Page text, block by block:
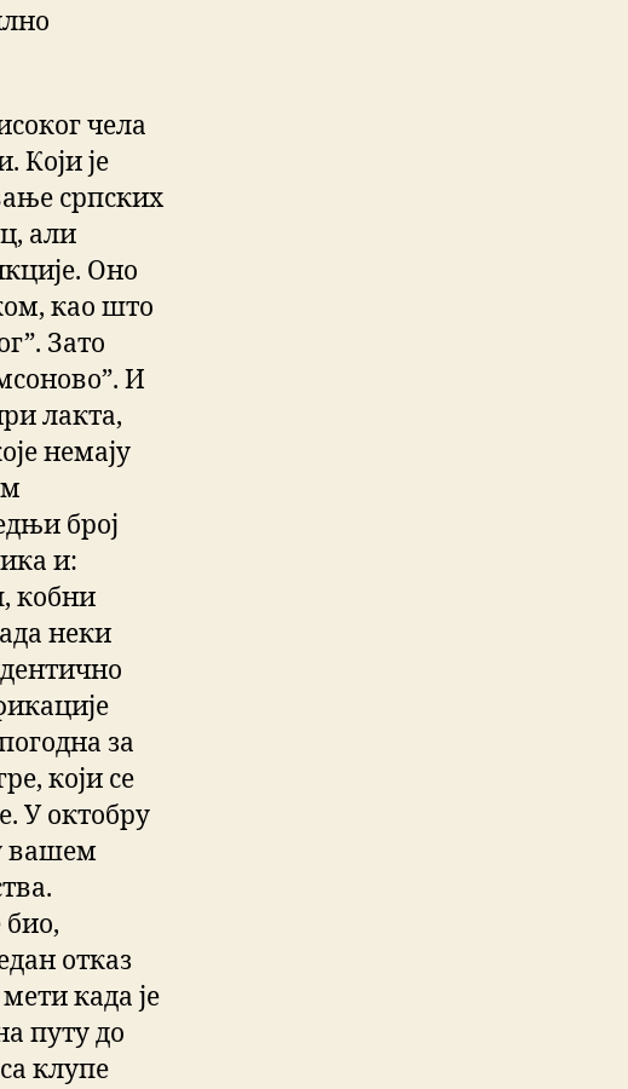
чела
Који је
српских
али
Оно
као што
Зато
И
лакта,
немају
број
и:
кобни
неки
за
који се
У октобру
вашем
отказ
када је
путу до
клупе